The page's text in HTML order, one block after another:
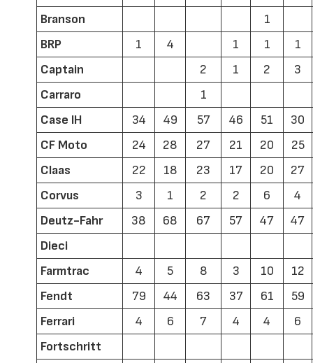
Branson
1
BRP
1 4 1 1
1
Captain
2 1 2
3
Carraro
1
Case IH
34 49 57 46 51
30
CF Moto
24 28 27 21 20
25
Claas
22 18 23 17 20
27
Corvus
3 1 2 2 6
4
Deutz-Fahr
38 68 67 57 47
47
Dieci
Farmtrac
4 5 8 3 10
12
Fendt
79 44 63 37 61
59
Ferrari
4 6 7 4 4
6
Fortschritt